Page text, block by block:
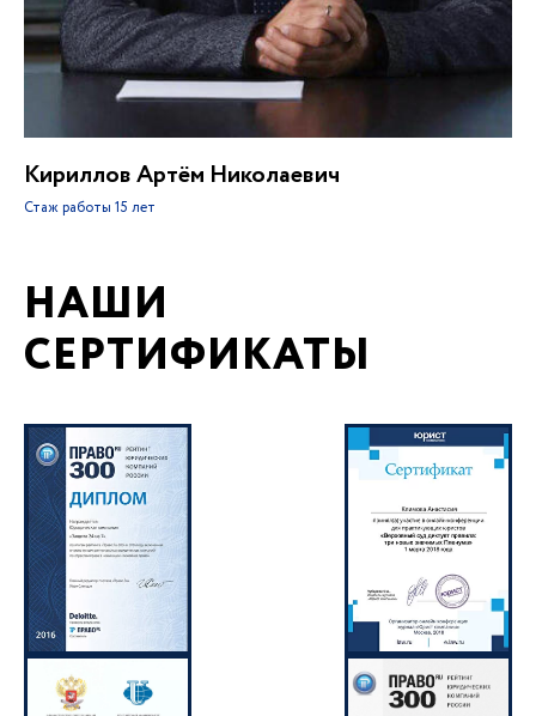
Кириллов Артём Николаевич
Стаж работы 15 лет
НАШИ
СЕРТИФИКАТЫ